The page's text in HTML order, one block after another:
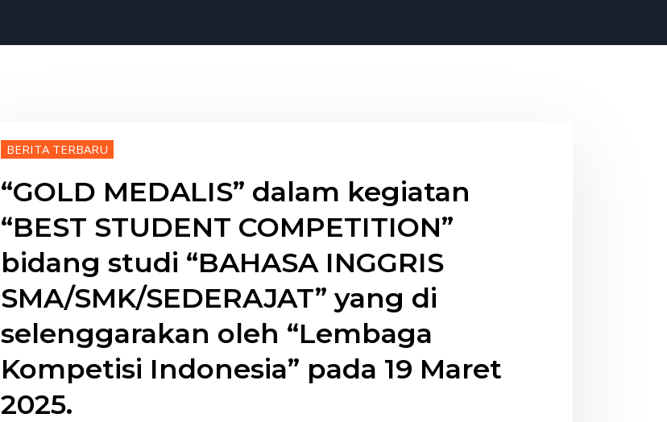
BERITA TERBARU
“GOLD MEDALIS” dalam kegiatan
“BEST STUDENT COMPETITION”
bidang studi “BAHASA INGGRIS
SMA/SMK/SEDERAJAT” yang di
selenggarakan oleh “Lembaga
Kompetisi Indonesia” pada 19 Maret
2025.